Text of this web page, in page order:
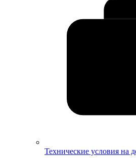
Технические условия на